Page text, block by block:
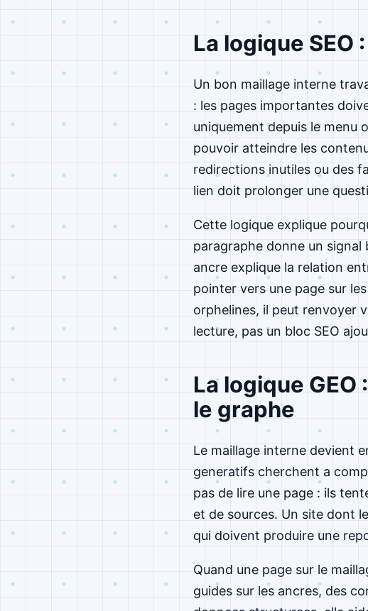
La logique
Un bon maillage interne
: les pages importantes
uniquement depuis le menu
pouvoir atteindre les
redirections inutiles ou des
lien doit prolonger une
Cette logique explique
paragraphe donne un signal
ancre explique la relation
pointer vers une page sur
orphelines, il peut renvoyer
lecture, pas un bloc SEO
La logique
le graphe
Le maillage interne devient
generatifs cherchent a
pas de lire une page : ils
et de sources. Un site dont
qui doivent produire une
Quand une page sur le
guides sur les ancres, des